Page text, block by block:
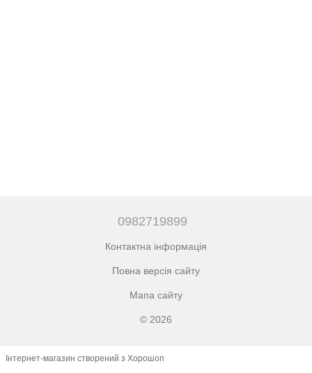
0982719899
Контактна інформація
Повна версія сайту
Мапа сайту
© 2026
Інтернет-магазин створений з Хорошоп